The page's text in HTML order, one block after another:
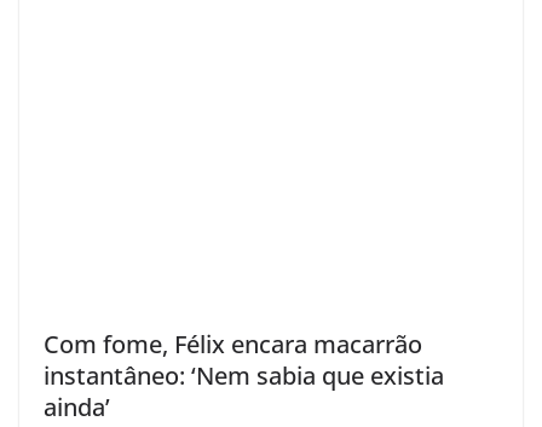
Com fome, Félix encara macarrão
instantâneo: ‘Nem sabia que existia
ainda’